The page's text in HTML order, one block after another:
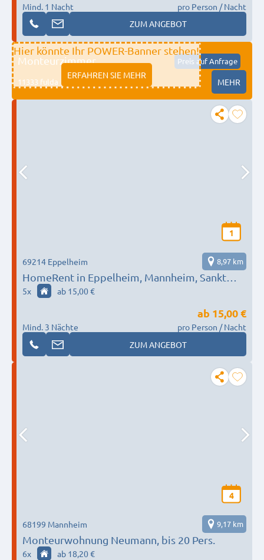
Mind. 1 Nacht
pro Person / Nacht
ZUM ANGEBOT
Hier könnte Ihr POWER-Banner stehen!
ERFAHREN SIE MEHR
Monteurzimmer Preis auf Anfrage
11333 fulda MEHR
1
HomeRent in Eppelheim, Mannheim, Sankt
Leon-Rot uvm. HR-52201-eppelheim
69214 Eppelheim 8,97 km
5x ab 15,00 €
Mind. 3 Nächte
ab 15,00 €
pro Person / Nacht
ZUM ANGEBOT
4
Monteurwohnung Neumann, bis 20 Pers.
68199 Mannheim 9,17 km
6x ab 18,20 €